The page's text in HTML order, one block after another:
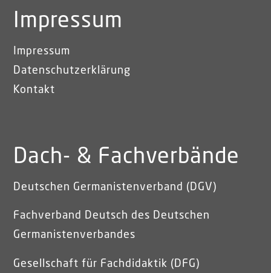
Impressum
Impressum
Datenschutzerklärung
Kontakt
Dach- & Fachverbände
Deutschen Germanistenverband (DGV)
Fachverband Deutsch des Deutschen
Germanistenverbandes
Gesellschaft für Fachdidaktik (DFG)